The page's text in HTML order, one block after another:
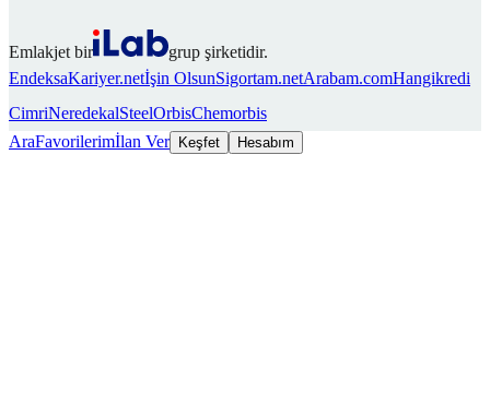
Emlakjet bir
grup şirketidir.
EndeksaKariyer.netİşin OlsunSigortam.netArabam.comHangikredi
CimriNeredekalSteelOrbisChemorbis
AraFavorilerimİlan Ver Keşfet Hesabım